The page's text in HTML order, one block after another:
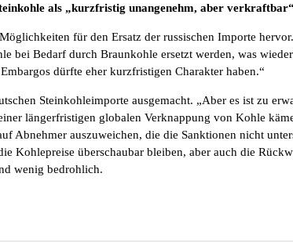
als „kurzfristig unangenehm, aber
für den Ersatz der russischen Importe
bei Bedarf durch Braunkohle ersetzt werden, was
dürfte eher kurzfristigen Charakter haben.“
Steinkohleimporte ausgemacht. „Aber es ist zu
längerfristigen globalen Verknappung von Kohle
Abnehmer auszuweichen, die die Sanktionen nicht
Kohlepreise überschaubar bleiben, aber auch die
wenig bedrohlich.